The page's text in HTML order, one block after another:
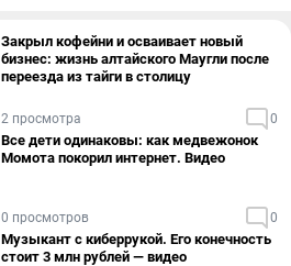
Закрыл кофейни и осваивает новый
бизнес: жизнь алтайского Маугли после
переезда из тайги в столицу
2 просмотра 0
Все дети одинаковы: как медвежонок
Момота покорил интернет. Видео
0 просмотров 0
Музыкант с киберрукой. Его конечность
стоит 3 млн рублей — видео